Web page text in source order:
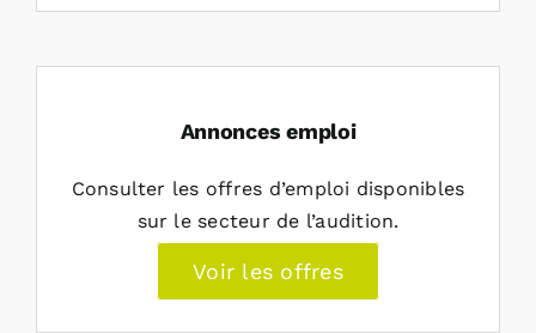
Annonces emploi
Consulter les offres d’emploi disponibles
sur le secteur de l’audition.
Voir les offres